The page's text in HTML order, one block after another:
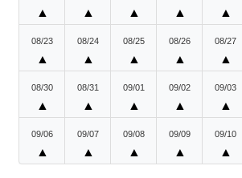
▲ ▲ ▲ ▲ ▲
08/23
▲
08/24
▲
08/25
▲
08/26
▲
08/27
▲
08/30
▲
08/31
▲
09/01
▲
09/02
▲
09/03
▲
09/06
▲
09/07
▲
09/08
▲
09/09
▲
09/10
▲